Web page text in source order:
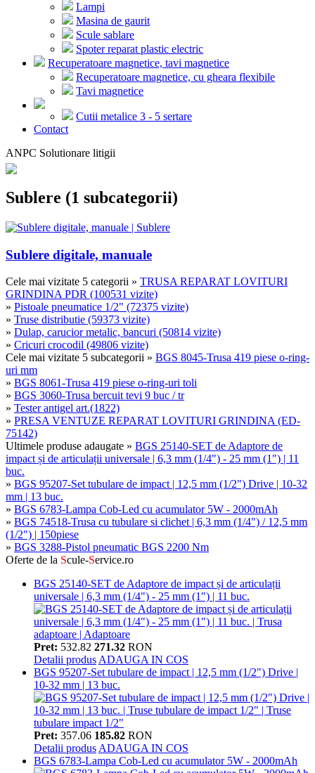
Lampi
Masina de gaurit
Scule sablare
Spoter reparat plastic electric
Recuperatoare magnetice, tavi magnetice
Recuperatoare magnetice, cu gheara flexibile
Tavi magnetice
Cutii metalice 3 - 5 sertare
Contact
ANPC Solutionare litigii
Sublere (1 subcategorii)
Sublere digitale, manuale
Cele mai vizitate 5 categorii » TRUSA REPARAT LOVITURI
GRINDINA PDR (100531 vizite)
» Pistoale pneumatice 1/2" (72375 vizite)
» Truse distributie (59373 vizite)
» Dulap, carucior metalic, bancuri (50814 vizite)
» Cricuri crocodil (49806 vizite)
Cele mai vizitate 5 subcategorii » BGS 8045-Trusa 419 piese o-ring-
uri mm
» BGS 8061-Trusa 419 piese o-ring-uri toli
» BGS 3060-Trusa bercuit tevi 9 buc / tr
» Tester antigel art.(1822)
» PRESA VENTUZE REPARAT LOVITURI GRINDINA (ED-
75142)
Ultimele produse adaugate » BGS 25140-SET de Adaptore de
impact și de articulații universale | 6,3 mm (1/4") - 25 mm (1") | 11
buc.
» BGS 95207-Set tubulare de impact | 12,5 mm (1/2") Drive | 10-32
mm | 13 buc.
» BGS 6783-Lampa Cob-Led cu acumulator 5W - 2000mAh
» BGS 74518-Trusa cu tubulare si clichet | 6,3 mm (1/4") / 12,5 mm
(1/2") | 150piese
» BGS 3288-Pistol pneumatic BGS 2200 Nm
Oferte de la Scule-Service.ro
BGS 25140-SET de Adaptore de impact și de articulații
universale | 6,3 mm (1/4") - 25 mm (1") | 11 buc.
Pret: 532.82 271.32 RON
Detalii produs ADAUGA IN COS
BGS 95207-Set tubulare de impact | 12,5 mm (1/2") Drive |
10-32 mm | 13 buc.
Pret: 357.06 185.82 RON
Detalii produs ADAUGA IN COS
BGS 6783-Lampa Cob-Led cu acumulator 5W - 2000mAh